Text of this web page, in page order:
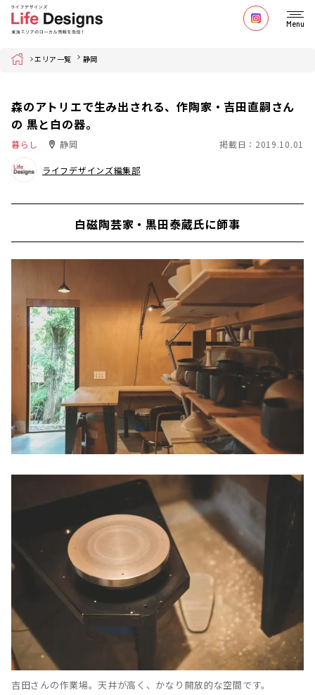
Menu
Home エリア一覧 静岡
森のアトリエで生み出される、作陶家・吉田直嗣さん
の 黒と白の器。
暮らし 静岡 掲載日：2019.10.01
ライフデザインズ編集部
白磁陶芸家・黒田泰蔵氏に師事
吉田さんの作業場。天井が高く、かなり開放的な空間です。